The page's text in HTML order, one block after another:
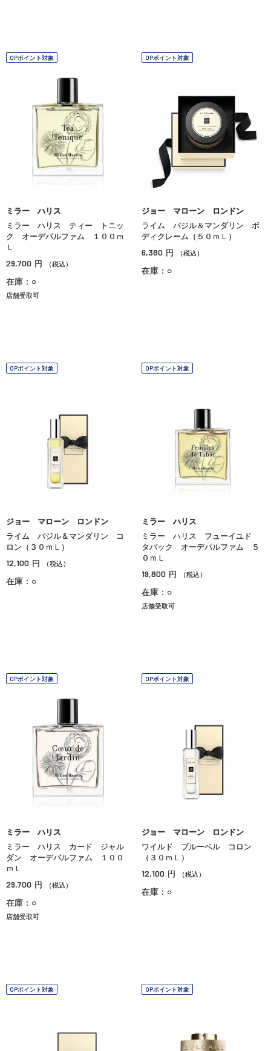
OPポイント対象
ミラー ハリス
ミラー ハリス ティー トニッ
ク オーデパルファム １００ｍ
Ｌ
29,700 円 （税込）
在庫：○
店舗受取可
OPポイント対象
ジョー マローン ロンドン
ライム バジル＆マンダリン ボ
ディクレーム（５０ｍＬ）
6,380 円 （税込）
在庫：○
OPポイント対象
ジョー マローン ロンドン
ライム バジル＆マンダリン コ
ロン（３０ｍＬ）
12,100 円 （税込）
在庫：○
OPポイント対象
ミラー ハリス
ミラー ハリス フューイユド
タバック オーデパルファム ５
０ｍＬ
19,800 円 （税込）
在庫：○
店舗受取可
OPポイント対象
ミラー ハリス
ミラー ハリス カード ジャル
ダン オーデパルファム １００
ｍＬ
29,700 円 （税込）
在庫：○
店舗受取可
OPポイント対象
ジョー マローン ロンドン
ワイルド ブルーベル コロン
（３０ｍＬ）
12,100 円 （税込）
在庫：○
OPポイント対象 OPポイント対象